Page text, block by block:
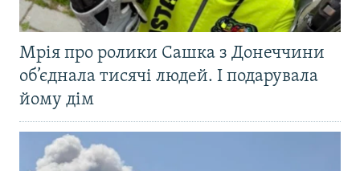
Мрія про ролики Сашка з Донеччини
об’єднала тисячі людей. І подарувала
йому дім